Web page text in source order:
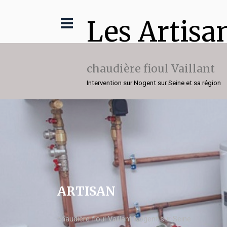
Les
chaudière fioul Vaillant
Intervention sur Nogent sur Seine et sa région
ARTISAN
chaudière fioul Vaillant Nogent sur Seine